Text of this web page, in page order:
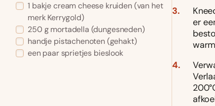
1 bakjecream cheese kruiden(van het
merk Kerrygold)
250 g mortadella (dungesneden)
handje pistachenoten(gehakt)
een paar sprietjes bieslook
er